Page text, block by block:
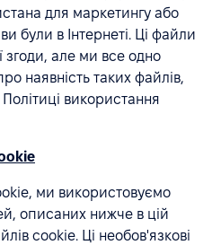
для маркетингу або
були в Інтернеті. Ці файли
згоди, але ми все одно
наявність таких файлів,
використання
ми використовуємо
описаних нижче в цій
cookie. Ці необов'язкові